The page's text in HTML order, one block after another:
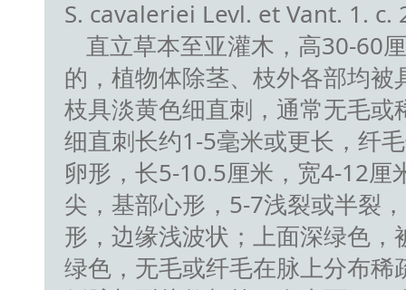
S. cavaleriei Levl. et Vant. 1. c.
直立草本至亚灌木，高30-60
的，植物体除茎、枝外各部均被
枝具淡黄色细直刺，通常无毛或
细直刺长约1-5毫米或更长，纤
卵形，长5-10.5厘米，宽4-12厘
尖，基部心形，5-7浅裂或半裂
形，边缘浅波状；上面深绿色，
绿色，无毛或纤毛在脉上分布稀